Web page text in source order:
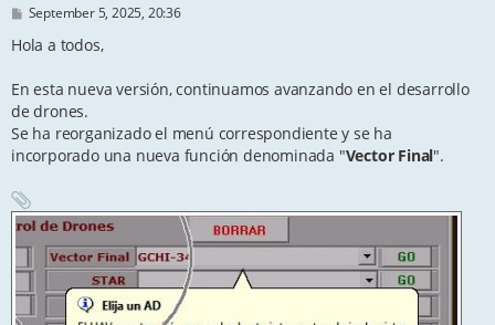
P
s
September 5, 2025, 20:36
Hola a todos,
En esta nueva versión, continuamos avanzando en el desarrollo
de drones.
Se ha reorganizado el menú correspondiente y se ha
incorporado una nueva función denominada "Vector Final".